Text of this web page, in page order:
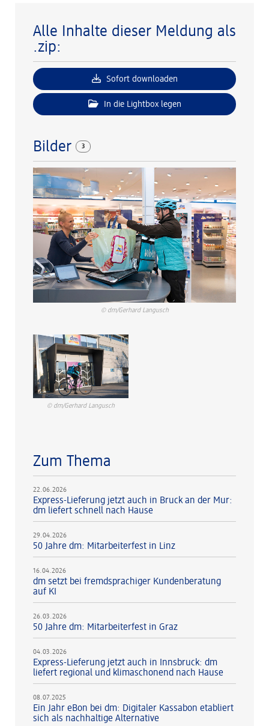
Alle Inhalte dieser Meldung als
.zip:
Sofort downloaden
In die Lightbox legen
Bilder 3
© dm/Gerhard Langusch
© dm/Gerhard Langusch
Zum Thema
22.06.2026
Express-Lieferung jetzt auch in Bruck an der Mur:
dm liefert schnell nach Hause
29.04.2026
50 Jahre dm: Mitarbeiterfest in Linz
16.04.2026
dm setzt bei fremdsprachiger Kundenberatung
auf KI
26.03.2026
50 Jahre dm: Mitarbeiterfest in Graz
04.03.2026
Express-Lieferung jetzt auch in Innsbruck: dm
liefert regional und klimaschonend nach Hause
08.07.2025
Ein Jahr eBon bei dm: Digitaler Kassabon etabliert
sich als nachhaltige Alternative